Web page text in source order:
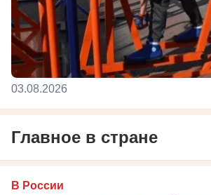
03.08.2026
Главное в стране
В России